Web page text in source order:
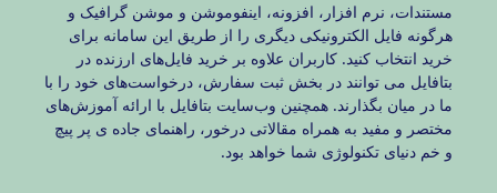
مستندات، نرم افزار، افزونه، اینفوموشن و موشن گرافیک و
هرگونه فایل الکترونیکی دیگری را از طریق این سامانه برای
خرید انتخاب کنید. کاربران علاوه بر خرید فایل‌های ارزنده در
بتافایل می توانند در بخش ثبت سفارش، درخواست‌های خود را با
ما در میان بگذارند. همچنین وب‌سایت بتافایل با ارائه آموزش‌های
مختصر و مفید به همراه مقالاتی درخور، راهنمای جاده ی پر پیچ
و خم دنیای تکنولوژی شما خواهد بود.